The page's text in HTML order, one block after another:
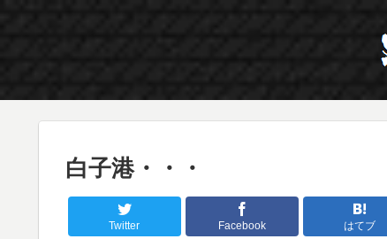
白子港・・・
Twitter Facebook はてブ